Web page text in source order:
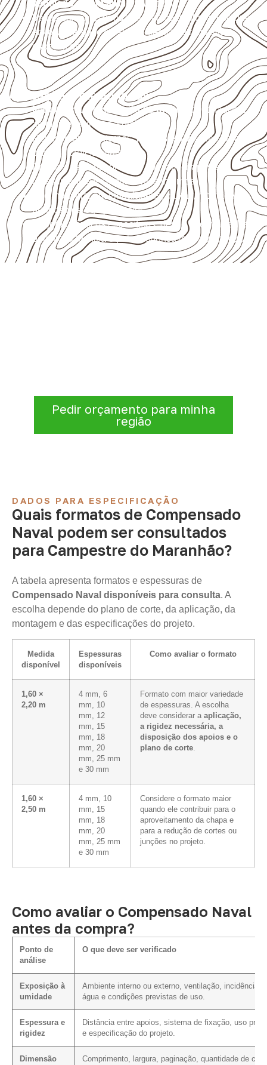
ventilado e com apoio nivelado.
Valide com o responsável técnico qualquer uso que
envolva carga, exposição intensa ou requisitos
específicos.
Aplicações relacionadas
Marcenaria e fabricação de móveis
destinados a
ambientes sujeitos à umidade.
Revestimentos internos, painéis e divisórias para
projetos profissionais.
Projetos de transporte que utilizam chapas em
revestimentos e componentes internos.
Uso industrial em embalagens, caixas, montagem e
proteção de equipamentos.
Projetos náuticos específicos, desde que validados
pela ficha técnica e pelo responsável pelo projeto.
Pedir orçamento para minha
região
DADOS PARA ESPECIFICAÇÃO
Quais formatos de Compensado
Naval podem ser consultados
para Campestre do Maranhão?
A tabela apresenta formatos e espessuras de
Compensado Naval disponíveis para consulta. A
escolha depende do plano de corte, da aplicação, da
montagem e das especificações do projeto.
Medida
disponível
Espessuras
disponíveis
Como avaliar o formato
1,60 ×
2,20 m
4 mm, 6
mm, 10
mm, 12
mm, 15
mm, 18
mm, 20
mm, 25 mm
e 30 mm
Formato com maior variedade
de espessuras. A escolha
deve considerar a aplicação,
a rigidez necessária, a
disposição dos apoios e o
plano de corte.
1,60 ×
2,50 m
4 mm, 10
mm, 15
mm, 18
mm, 20
mm, 25 mm
e 30 mm
Considere o formato maior
quando ele contribuir para o
aproveitamento da chapa e
para a redução de cortes ou
junções no projeto.
Como avaliar o Compensado Naval
antes da compra?
Ponto de
análise
O que deve ser verificado
Exposição à
umidade
Ambiente interno ou externo, ventilação, incidência
água e condições previstas de uso.
Espessura e
rigidez
Distância entre apoios, sistema de fixação, uso
e especificação do projeto.
Dimensão
Comprimento, largura, paginação, quantidade de